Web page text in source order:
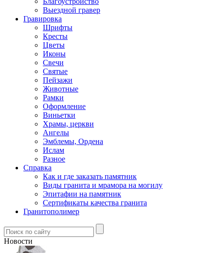
Выездной гравер
Гравировка
Шрифты
Кресты
Цветы
Иконы
Свечи
Святые
Пейзажи
Животные
Рамки
Оформление
Виньетки
Храмы, церкви
Ангелы
Эмблемы, Ордена
Ислам
Разное
Справка
Как и где заказать памятник
Виды гранита и мрамора на могилу
Эпитафии на памятник
Сертификаты качества гранита
Гранитополимер
Новости